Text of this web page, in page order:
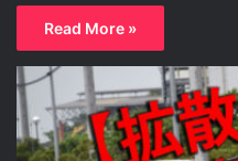
Read More »